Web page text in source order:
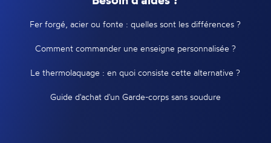
Fer forgé, acier ou fonte : quelles sont les différences ?
Comment commander une enseigne personnalisée ?
Le thermolaquage : en quoi consiste cette alternative ?
Guide d'achat d'un Garde-corps sans soudure